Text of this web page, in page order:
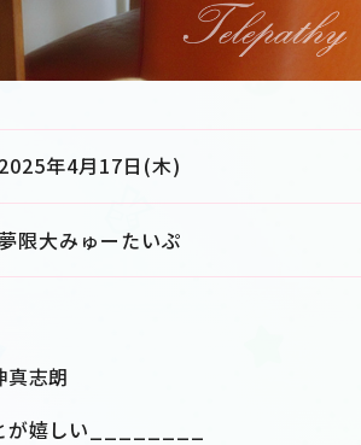
2025年4月17日(木)
夢限大みゅーたいぷ
志朗
が嬉しい________